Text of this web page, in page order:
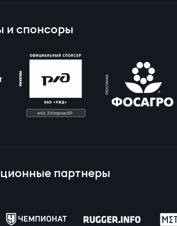
ДРУГОЕ
Чемпионат
Правила
и спонсоры
партнеры